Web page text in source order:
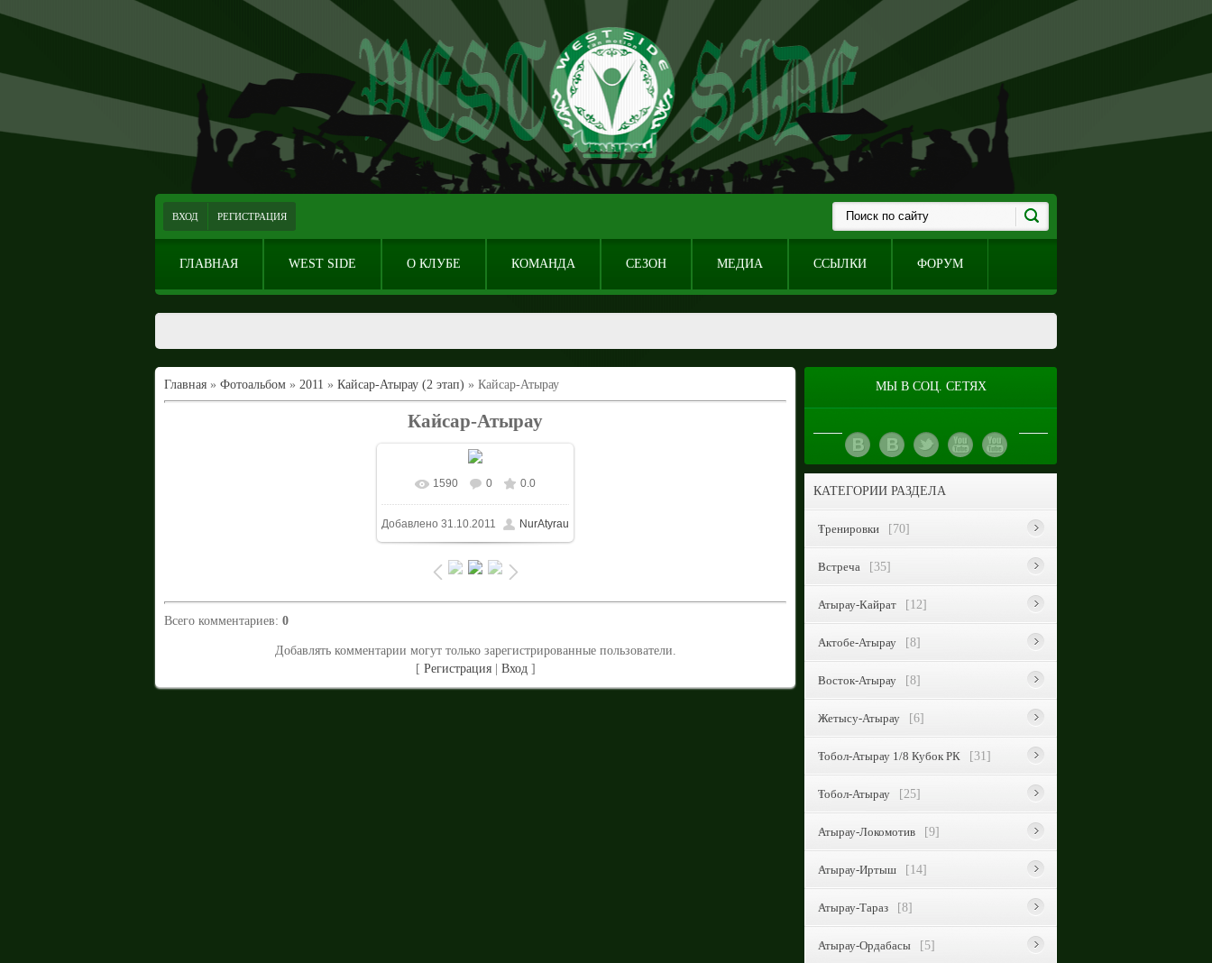
ВХОД РЕГИСТРАЦИЯ
ГЛАВНАЯ WEST SIDE О КЛУБЕ КОМАНДА СЕЗОН МЕДИА ССЫЛКИ ФОРУМ
Главная » Фотоальбом » 2011 » Кайсар-Атырау (2 этап) » Кайсар-Атырау
Кайсар-Атырау
В реальном размере
1024x683/ 224.7Kb
1590 0 0.0
Добавлено 31.10.2011 NurAtyrau
Всего комментариев: 0
Добавлять комментарии могут только зарегистрированные пользователи.
[ Регистрация| Вход]
МЫ В СОЦ. СЕТЯХ
КАТЕГОРИИ РАЗДЕЛА
Тренировки [70]
Встреча [35]
Атырау-Кайрат [12]
Актобе-Атырау [8]
Восток-Атырау [8]
Жетысу-Атырау [6]
Тобол-Атырау 1/8 Кубок РК [31]
Тобол-Атырау [25]
Атырау-Локомотив [9]
Атырау-Иртыш [14]
Атырау-Тараз [8]
Атырау-Ордабасы [5]